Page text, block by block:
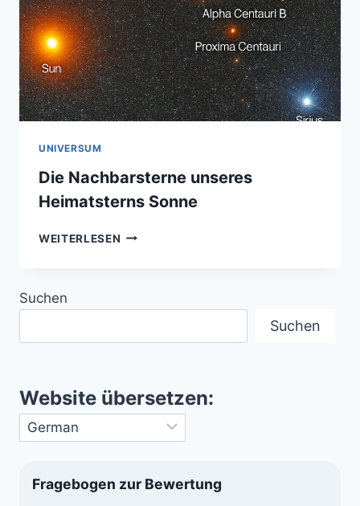
UNIVERSUM
Die Nachbarsterne unseres
Heimatsterns Sonne
WEITERLESEN DIE
Suchen
Suchen
Website übersetzen:
Fragebogen zur Bewertung